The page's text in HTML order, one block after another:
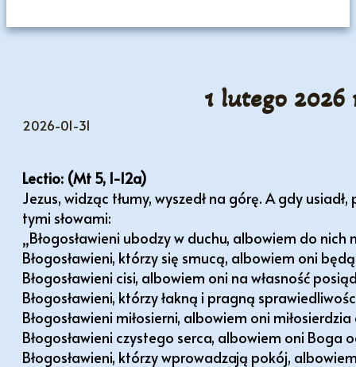
1 lutego
2026-01-31
Lectio: (Mt 5, 1-12a)
Jezus, widząc tłumy, wyszedł na górę. A gdy
tymi słowami:
„Błogosławieni ubodzy w duchu, albowiem do
Błogosławieni, którzy się smucą, albowiem oni
Błogosławieni cisi, albowiem oni na własność
Błogosławieni, którzy łakną i pragną
Błogosławieni miłosierni, albowiem oni
Błogosławieni czystego serca, albowiem oni Boga
Błogosławieni, którzy wprowadzają pokój,